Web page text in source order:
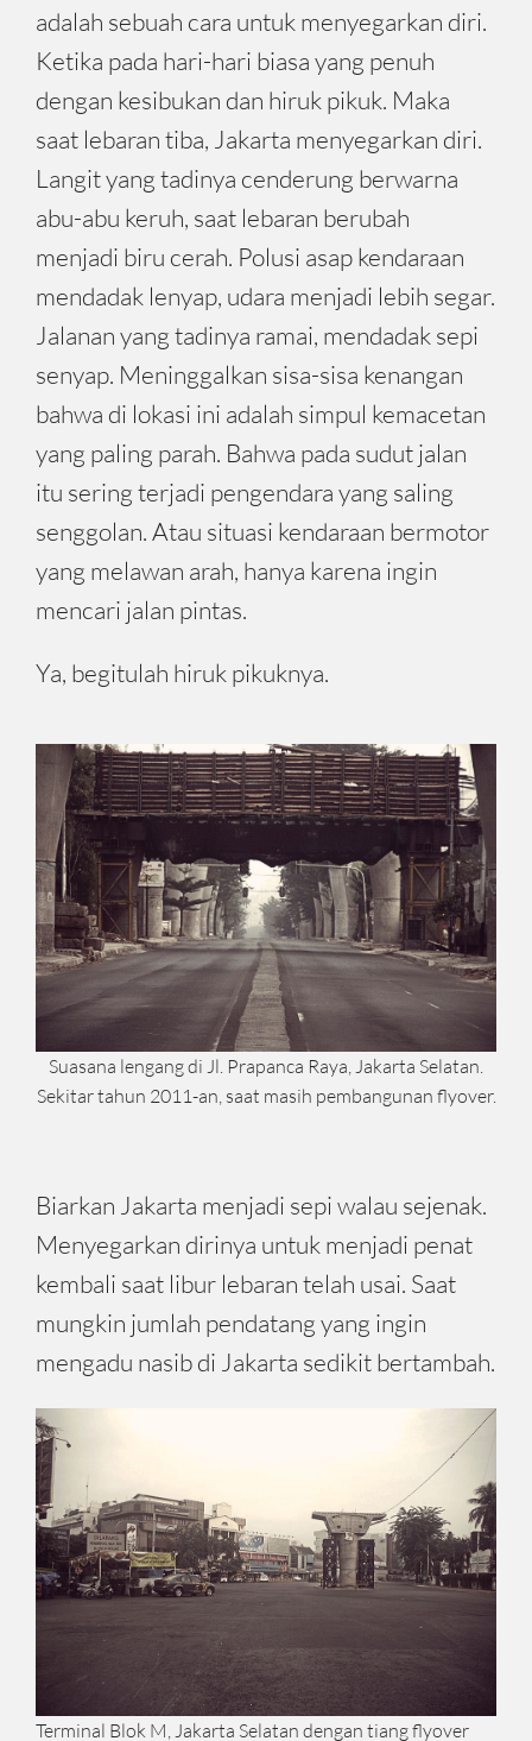
adalah sebuah cara untuk menyegarkan diri.
Ketika pada hari-hari biasa yang penuh
dengan kesibukan dan hiruk pikuk. Maka
saat lebaran tiba, Jakarta menyegarkan diri.
Langit yang tadinya cenderung berwarna
abu-abu keruh, saat lebaran berubah
menjadi biru cerah. Polusi asap kendaraan
mendadak lenyap, udara menjadi lebih segar.
Jalanan yang tadinya ramai, mendadak sepi
senyap. Meninggalkan sisa-sisa kenangan
bahwa di lokasi ini adalah simpul kemacetan
yang paling parah. Bahwa pada sudut jalan
itu sering terjadi pengendara yang saling
senggolan. Atau situasi kendaraan bermotor
yang melawan arah, hanya karena ingin
mencari jalan pintas.
Ya, begitulah hiruk pikuknya.
Suasana lengang di Jl. Prapanca Raya, Jakarta Selatan.
Sekitar tahun 2011-an, saat masih pembangunan flyover.
Biarkan Jakarta menjadi sepi walau sejenak.
Menyegarkan dirinya untuk menjadi penat
kembali saat libur lebaran telah usai. Saat
mungkin jumlah pendatang yang ingin
mengadu nasib di Jakarta sedikit bertambah.
Terminal Blok M, Jakarta Selatan dengan tiang flyover